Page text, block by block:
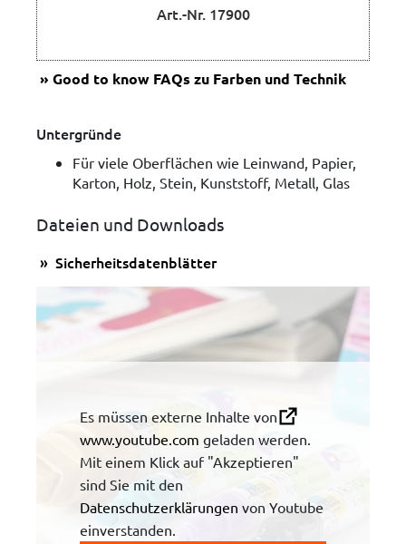
Art.-Nr. 17900
Good to know FAQs zu Farben und Technik
Untergründe
Für viele Oberflächen wie Leinwand, Papier,
Karton, Holz, Stein, Kunststoff, Metall, Glas
Dateien und Downloads
Sicherheitsdatenblätter
Es müssen externe Inhalte von
www.youtube.com geladen werden.
Mit einem Klick auf "Akzeptieren"
sind Sie mit den
Datenschutzerklärungen von Youtube
einverstanden.